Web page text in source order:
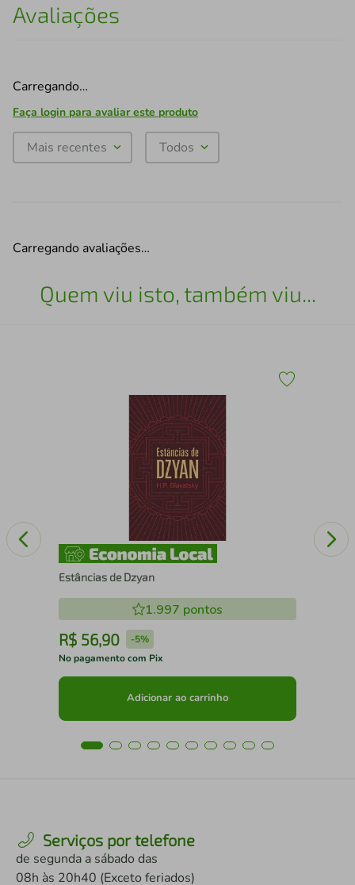
Avaliações
Carregando…
Faça login para avaliar este produto
Mais recentes Todos
Carregando avaliações…
Quem viu isto, também viu...
Estâncias de Dzyan
1.997 pontos
R$ 56,90 -5%
No pagamento com Pix
Adicionar ao carrinho
Serviços por telefone
de segunda a sábado das
08h às 20h40 (Exceto feriados)